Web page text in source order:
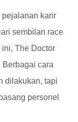
pejalanan karir
sembilan race
The Doctor
Berbagai cara
dilakukan, tapi
personel